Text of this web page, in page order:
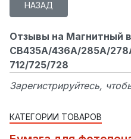
Отзывы на Магнитный
CB435A/436A/285A/
712/725/728
Зарегистрируйтесь,
КАТЕГОРИИ ТОВАРОВ